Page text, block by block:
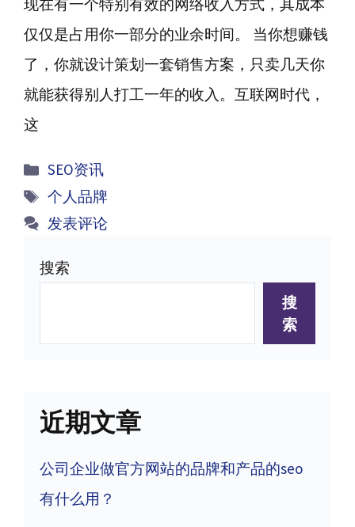
现在有一个特别有效的网络收入方式，其成本
仅仅是占用你一部分的业余时间。 当你想赚钱
了，你就设计策划一套销售方案，只卖几天你
就能获得别人打工一年的收入。互联网时代，
这
分
类
SEO资讯
标
签
个人品牌
发表评论
搜索
搜
索
近期文章
公司企业做官方网站的品牌和产品的seo
有什么用？